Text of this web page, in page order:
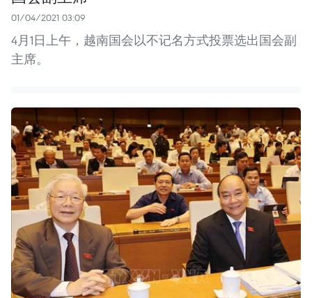
01/04/2021 03:09
4月1日上午，越南国会以不记名方式投票选出国会副
主席。